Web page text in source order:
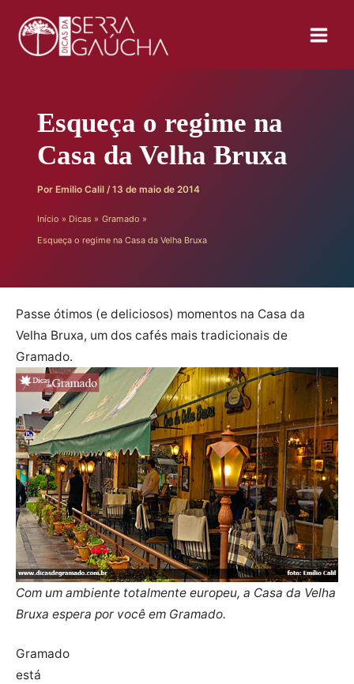
para
Esqueça o regime na
Casa da Velha Bruxa
Por Emilio Calil /13 de maio de 2014
Início Dicas
Gramado
Esqueça o regime na Casa da Velha Bruxa
Passe ótimos (e deliciosos) momentos na Casa da
Velha Bruxa, um dos cafés mais tradicionais de
Gramado.
Com um ambiente totalmente europeu, a Casa da Velha
Bruxa espera por você em Gramado.
Gramado
está